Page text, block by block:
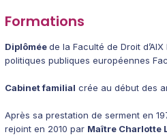
Formations
Diplôméede la Faculté de Droit
politiques publiques européennes
Cabinet familial crée au début des
Après sa prestation de serment en
rejoint en 2010 par Maître Charlotte